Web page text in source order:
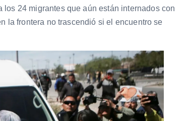
24 migrantes que aún están internados con
la frontera no trascendió si el encuentro se